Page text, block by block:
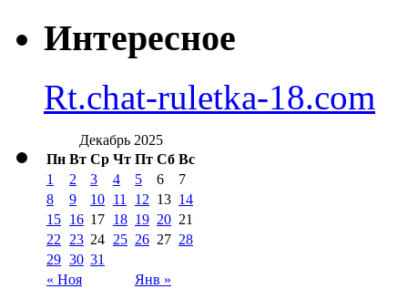
Интересное
Rt.chat-ruletka-18.com
Декабрь 2025
Пн Вт Ср Чт Пт Сб Вс
« Ноя Янв »
1 2 3 4 5 6
7
8
9 10 11 12 13 14
15 16 17 18 19 20 21
22
23 24 25 26 27 28
29 30 31